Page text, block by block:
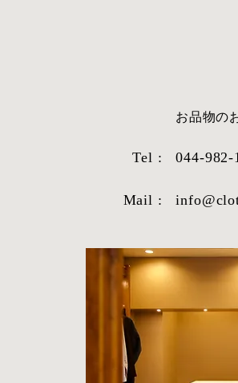
お品物の
Tel : 044-982-
Mail :